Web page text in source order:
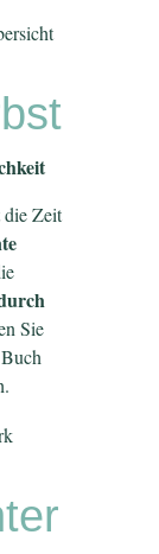
die Zeit
Sie